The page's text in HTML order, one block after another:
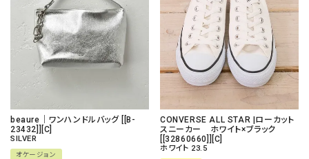
beaure｜ワンハンドルバッグ [[B-
23432]][C]
SILVER
オケージョン
CONVERSE ALL STAR |ローカット
スニーカー ホワイト×ブラック
[[32860660]][C]
ホワイト 23.5